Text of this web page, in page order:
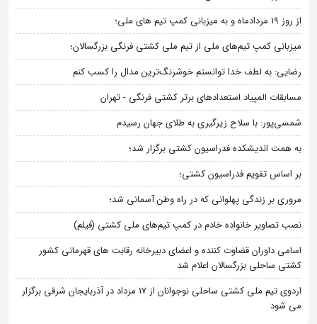
از روز 19 مردادماه و به میزبانی کمپ تیم های ملی؛
میزبانی کمپ تیم‌های ملی از تیم ملی کشتی فرنگی بزرگسالان؛
رضایی: به لطف خدا توانستم خوشرنگ‌ترین مدال را کسب کنم
مسابقات المپیاد استعدادهای برتر کشتی فرنگی - تهران
شمسی‌پور: با سلاح زیرگیری به طلای جهان رسیدم
به همت اندیشکده فدراسیون کشتی برگزار شد؛
بر اساس تقویم فدراسیون کشتی؛
مروری بر زندگی پهلوانی که در راه وطن آسمانی شد؛
نصب تصاویر خانواده خادم در کمپ تیم‌های ملی کشتی (فیلم)
اسامی داوران قضاوت کننده و اعضای دبیرخانه رقابت های قهرمانی کشور
کشتی ساحلی بزرگسالان اعلام شد
اردوی تیم ملی کشتی ساحلی نوجوانان از 17 مرداد در آذربایجان شرقی برگزار
می شود